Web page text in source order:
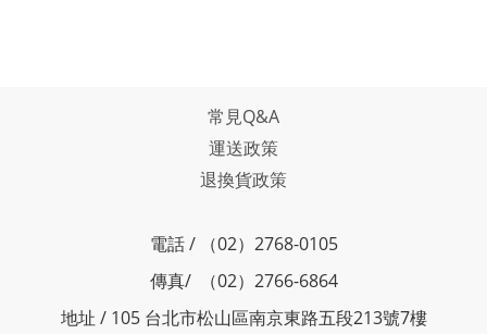
常見Q&A
運送政策
退換貨政策
電話 / （02）2768-0105
傳真/ （02）2766-6864
地址 / 105 台北市松山區南京東路五段213號7樓